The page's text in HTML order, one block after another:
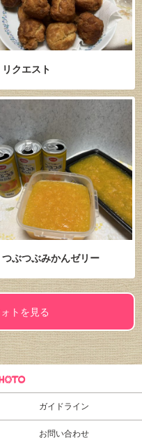
リクエスト
つぶつぶみかんゼリー
トを見る
ガイドライン
お問い合わせ